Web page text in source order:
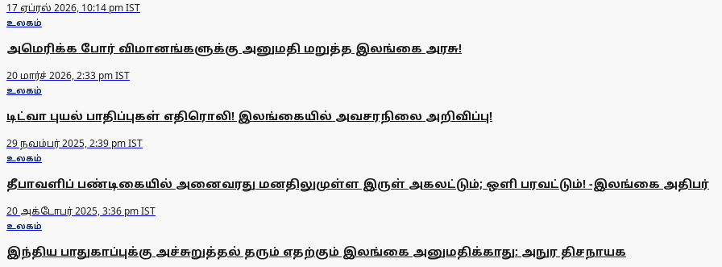
17 ஏப்ரல் 2026, 10:14 pm IST
உலகம்
அமெரிக்க போர் விமானங்களுக்கு அனுமதி மறுத்த இலங்கை அரசு!
20 மார்ச் 2026, 2:33 pm IST
உலகம்
டிட்வா புயல் பாதிப்புகள் எதிரொலி! இலங்கையில் அவசரநிலை அறிவிப்பு!
29 நவம்பர் 2025, 2:39 pm IST
உலகம்
தீபாவளிப் பண்டிகையில் அனைவரது மனதிலுமுள்ள இருள் அகலட்டும்; ஒளி பரவட்டும்! -இலங்கை அதிபர்
20 அக்டோபர் 2025, 3:36 pm IST
உலகம்
இந்திய பாதுகாப்புக்கு அச்சுறுத்தல் தரும் எதற்கும் இலங்கை அனுமதிக்காது: அநுர திசநாயக